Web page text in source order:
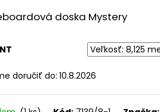
doska Mystery
doručiť do: 10.8.2026